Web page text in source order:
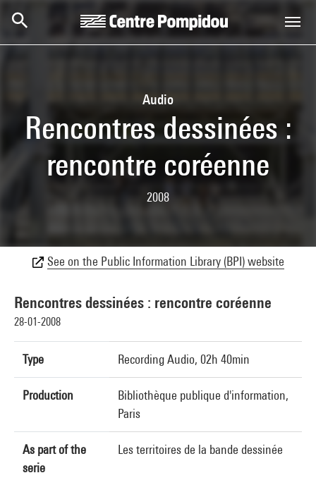
Audio
Rencontres dessinées :
rencontre coréenne
2008
See on the Public Information Library (BPI) website
Rencontres dessinées : rencontre coréenne
28-01-2008
Type Recording Audio, 02h 40min
Production
Bibliothèque publique d'information,
Paris
As part of the
serie
Les territoires de la bande dessinée